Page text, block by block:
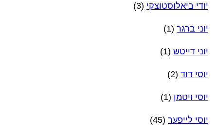
יודי ביאלוסטוצקי (3)
יוני ברגר (1)
יוני דייטש (1)
יוסי דוד (2)
יוסי ויטמן (1)
יוסי לייפער (45)